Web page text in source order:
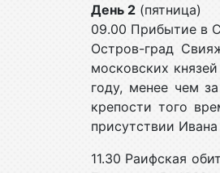
День 2 (пятница)
09.00 Прибытие в
Остров-град
московских
году, менее чем
крепости того
присутствии Ивана
11.30 Раифская